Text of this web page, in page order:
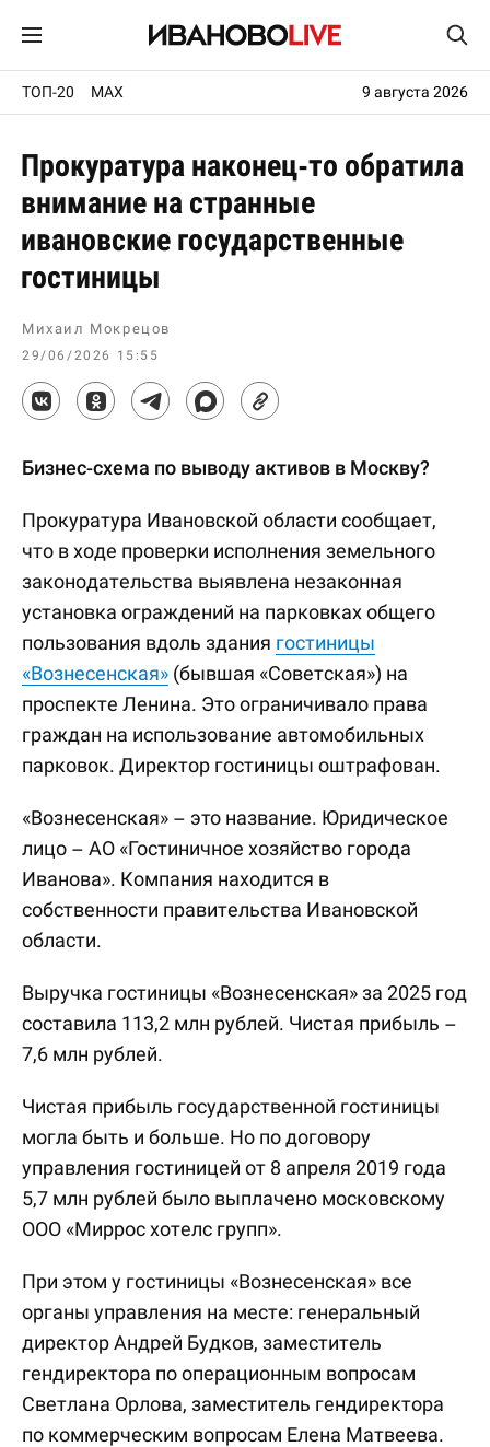
ТОП-20 MAX 9 августа 2026
Прокуратура наконец-то обратила
внимание на странные
ивановские государственные
гостиницы
Михаил Мокрецов
29/06/2026 15:55
Бизнес-схема по выводу активов в Москву?
Прокуратура Ивановской области сообщает,
что в ходе проверки исполнения земельного
законодательства выявлена незаконная
установка ограждений на парковках общего
пользования вдоль здания гостиницы
«Вознесенская» (бывшая «Советская») на
проспекте Ленина. Это ограничивало права
граждан на использование автомобильных
парковок. Директор гостиницы оштрафован.
«Вознесенская» – это название. Юридическое
лицо – АО «Гостиничное хозяйство города
Иванова». Компания находится в
собственности правительства Ивановской
области.
Выручка гостиницы «Вознесенская» за 2025 год
составила 113,2 млн рублей. Чистая прибыль –
7,6 млн рублей.
Чистая прибыль государственной гостиницы
могла быть и больше. Но по договору
управления гостиницей от 8 апреля 2019 года
5,7 млн рублей было выплачено московскому
ООО «Миррос хотелс групп».
При этом у гостиницы «Вознесенская» все
органы управления на месте: генеральный
директор Андрей Будков, заместитель
гендиректора по операционным вопросам
Светлана Орлова, заместитель гендиректора
по коммерческим вопросам Елена Матвеева.